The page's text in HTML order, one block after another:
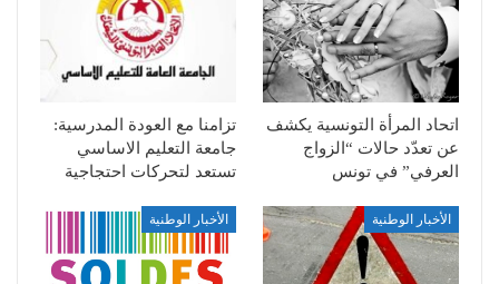
اتحاد المرأة التونسية يكشف
عن تعدّد حالات “الزواج
العرفي” في تونس
تزامنا مع العودة المدرسية:
جامعة التعليم الاساسي
تستعد لتحركات احتجاجية
الأخبار الوطنية الأخبار الوطنية